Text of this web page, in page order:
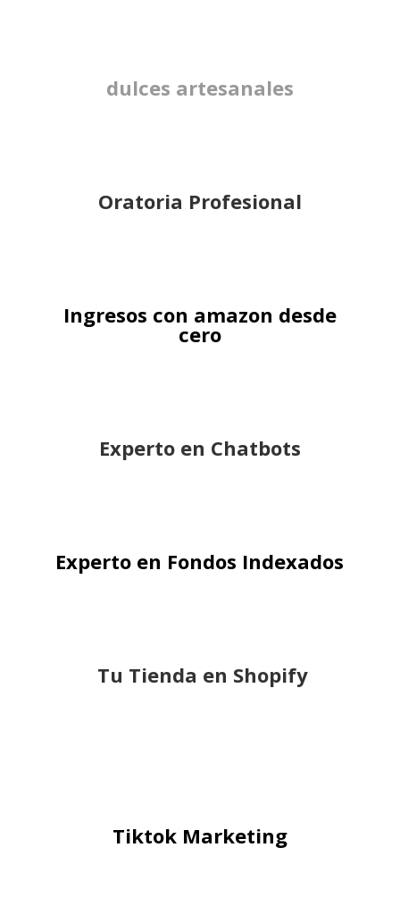
dulces artesanales
Oratoria Profesional
Ingresos con amazon desde
cero
Experto en Chatbots
Experto en Fondos Indexados
Tu Tienda en Shopify
Tiktok Marketing